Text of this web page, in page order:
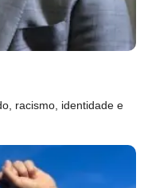
racismo, identidade e